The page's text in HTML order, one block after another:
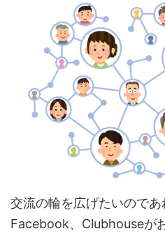
交流の輪を広げたいので
Facebook、Clubhouseが